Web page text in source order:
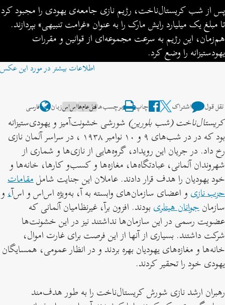
اطلاعات بیشتر در مورد این عکس
پس از شب کریستال‌ناخت، رژیم نازی جامعه‌ی یهودی را مجبود کرد
تا مبلغ یک میلیارد رایش مارک را به عنوان «غرامت تنبیهی» بپردازند.
هم‌زمان، این رژیم به سرعت مجموعه‌ای از قوانین و مقررات
یهودستیزانه را وضع کرد.
​نقل قول اشتراک چاپ برچسب‌هاقتل‌عام‌هااس‌اسزبان فارسی
کریستال‌ناخت (شب بلورین)شورشی خشونت‌آمیز و یهودی‌ستیزانه
بود که در در شب‌های ۹ و ۱۰ نوامبر ۱۹۳۸ ، در سراسر آلمان نازی
رخ داد. در جریان این رویداد، گروه‌هایی از نازی‌ها و شماری از
شهروندان آلمانی‌، عبادتگاه‌ها، مغازه‌ها و کسب‌و کارها، خانه‌ها و
خود یهودیان را هدف قرار دادند. عاملان این جنایت شاملمقامات
حزب نازیو اعضای سازمان‌های وابسته به آ، به‌ویژه اس‌اس و اس‌آ،و
سازمانجوانان هیتلریبودند. افزون برآ، غیرنظامیان آلمانی که
عضویت رسمی در این سازمان‌ها نداشتند نیز در این خشونت‌ها
شرکت داشتند. بسیاری از آنها از این فرصت برای غارت اموال،
خانه‌ها و مغازه‌های یهودیان بهره بردند و در انظار عمومی، همسایگان
یهودی خود را تحقیر کردند.
رهبران ارشد نازی شورش کریستال‌ناخت را به طور هدف‌مند